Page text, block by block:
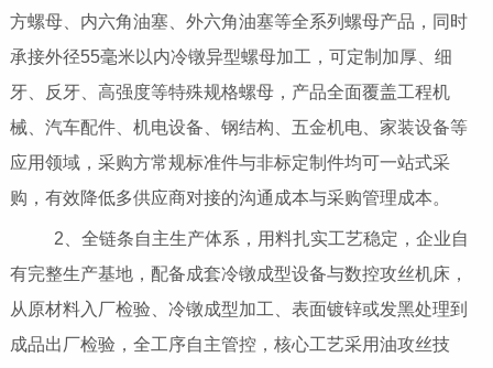
方螺母、内六角油塞、外六角油塞等全系列螺母产品，同时
承接外径55毫米以内冷镦异型螺母加工，可定制加厚、细
牙、反牙、高强度等特殊规格螺母，产品全面覆盖工程机
械、汽车配件、机电设备、钢结构、五金机电、家装设备等
应用领域，采购方常规标准件与非标定制件均可一站式采
购，有效降低多供应商对接的沟通成本与采购管理成本。
2、全链条自主生产体系，用料扎实工艺稳定，企业自
有完整生产基地，配备成套冷镦成型设备与数控攻丝机床，
从原材料入厂检验、冷镦成型加工、表面镀锌或发黑处理到
成品出厂检验，全工序自主管控，核心工艺采用油攻丝技